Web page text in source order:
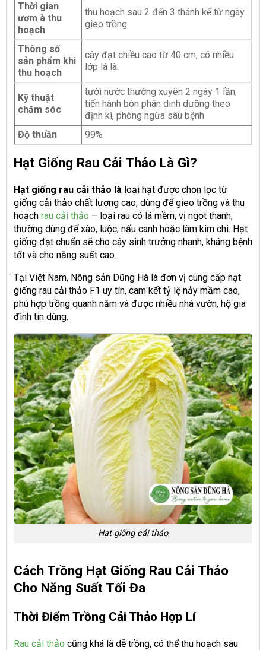
Thời gian
ươm à thu
hoạch
thu hoạch sau 2 đến 3 thánh kể từ ngày
gieo trồng.
Thông số
sản phẩm khi
thu hoạch
cây đạt chiều cao từ 40 cm, có nhiều
lớp lá là.
Kỹ thuật
chăm sóc
tưới nước thường xuyên 2 ngày 1 lần,
tiến hành bón phân dinh dưỡng theo
định kì, phòng ngừa sâu bệnh
Độ thuần
99%
Hạt Giống Rau Cải Thảo Là Gì?
Hạt giống rau cải thảo là loại hạt được chọn lọc từ
giống cải thảo chất lượng cao, dùng để gieo trồng và thu
hoạch rau cải thảo – loại rau có lá mềm, vị ngọt thanh,
thường dùng để xào, luộc, nấu canh hoặc làm kim chi. Hạt
giống đạt chuẩn sẽ cho cây sinh trưởng nhanh, kháng bệnh
tốt và cho năng suất cao.
Tại Việt Nam, Nông sản Dũng Hà là đơn vị cung cấp hạt
giống rau cải thảo F1 uy tín, cam kết tỷ lệ nảy mầm cao,
phù hợp trồng quanh năm và được nhiều nhà vườn, hộ gia
đình tin dùng.
Hạt giống cải thảo
Cách Trồng Hạt Giống Rau Cải Thảo
Cho Năng Suất Tối Đa
Thời Điểm Trồng Cải Thảo Hợp Lí
Rau cải thảo cũng khá là dễ trồng, có thể thu hoạch sau